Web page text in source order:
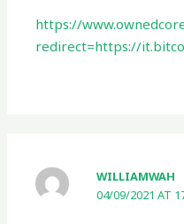
https://
redirect=https://
WILLIAMWAH
04/09/2021 AT